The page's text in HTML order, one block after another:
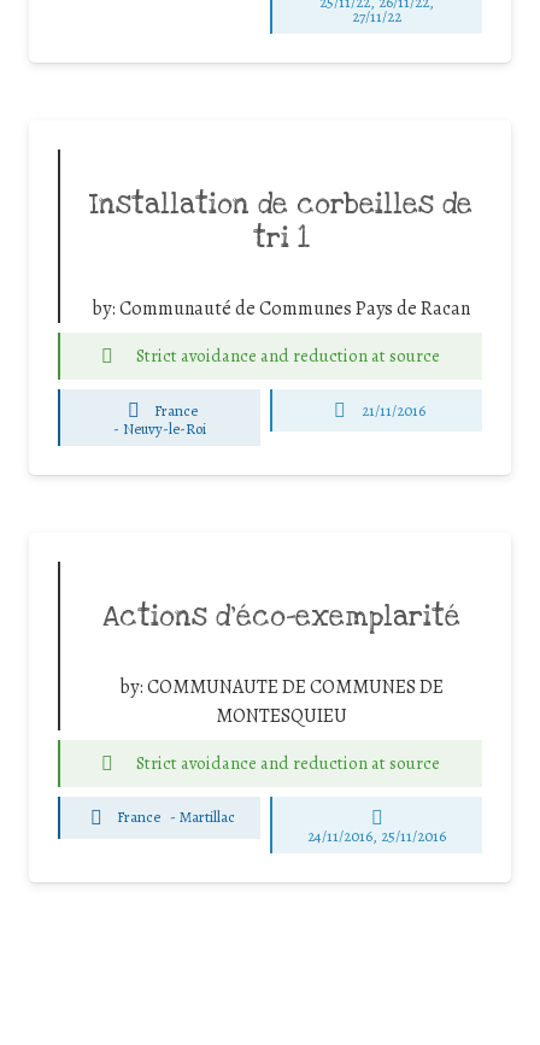
27/11/22
Installation de corbeilles de
tri 1
by:Communauté de Communes Pays de Racan
Strict avoidance and reduction at source
France
- Neuvy-le-Roi
21/11/2016
Actions d’éco-exemplarité
by:COMMUNAUTE DE COMMUNES DE
MONTESQUIEU
Strict avoidance and reduction at source
France -Martillac
24/11/2016, 25/11/2016